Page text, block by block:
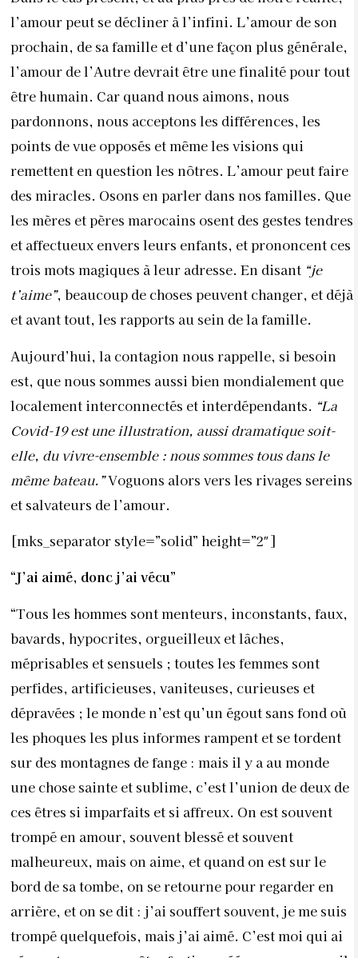
l’amour peut se décliner à l’infini. L’amour de son
prochain, de sa famille et d’une façon plus générale,
l’amour de l’Autre devrait être une finalité pour tout
être humain. Car quand nous aimons, nous
pardonnons, nous acceptons les différences, les
points de vue opposés et même les visions qui
remettent en question les nôtres. L’amour peut faire
des miracles. Osons en parler dans nos familles. Que
les mères et pères marocains osent des gestes tendres
et affectueux envers leurs enfants, et prononcent ces
trois mots magiques à leur adresse. En disant “je
t’aime”, beaucoup de choses peuvent changer, et déjà
et avant tout, les rapports au sein de la famille.
Aujourd’hui, la contagion nous rappelle, si besoin
est, que nous sommes aussi bien mondialement que
localement interconnectés et interdépendants. “La
Covid-19 est une illustration, aussi dramatique soit-
elle, du vivre-ensemble : nous sommes tous dans le
même bateau.”Voguons alors vers les rivages sereins
et salvateurs de l’amour.
[mks_separator style=”solid” height=”2″]
“J’ai aimé, donc j’ai vécu”
“Tous les hommes sont menteurs, inconstants, faux,
bavards, hypocrites, orgueilleux et lâches,
méprisables et sensuels ; toutes les femmes sont
perfides, artificieuses, vaniteuses, curieuses et
dépravées ; le monde n’est qu’un égout sans fond où
les phoques les plus informes rampent et se tordent
sur des montagnes de fange : mais il y a au monde
une chose sainte et sublime, c’est l’union de deux de
ces êtres si imparfaits et si affreux. On est souvent
trompé en amour, souvent blessé et souvent
malheureux, mais on aime, et quand on est sur le
bord de sa tombe, on se retourne pour regarder en
arrière, et on se dit : j’ai souffert souvent, je me suis
trompé quelquefois, mais j’ai aimé. C’est moi qui ai